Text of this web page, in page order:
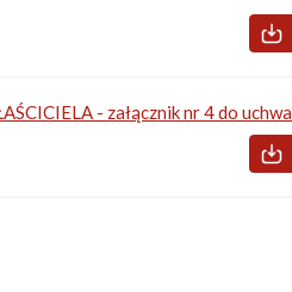
- załącznik nr 4 do